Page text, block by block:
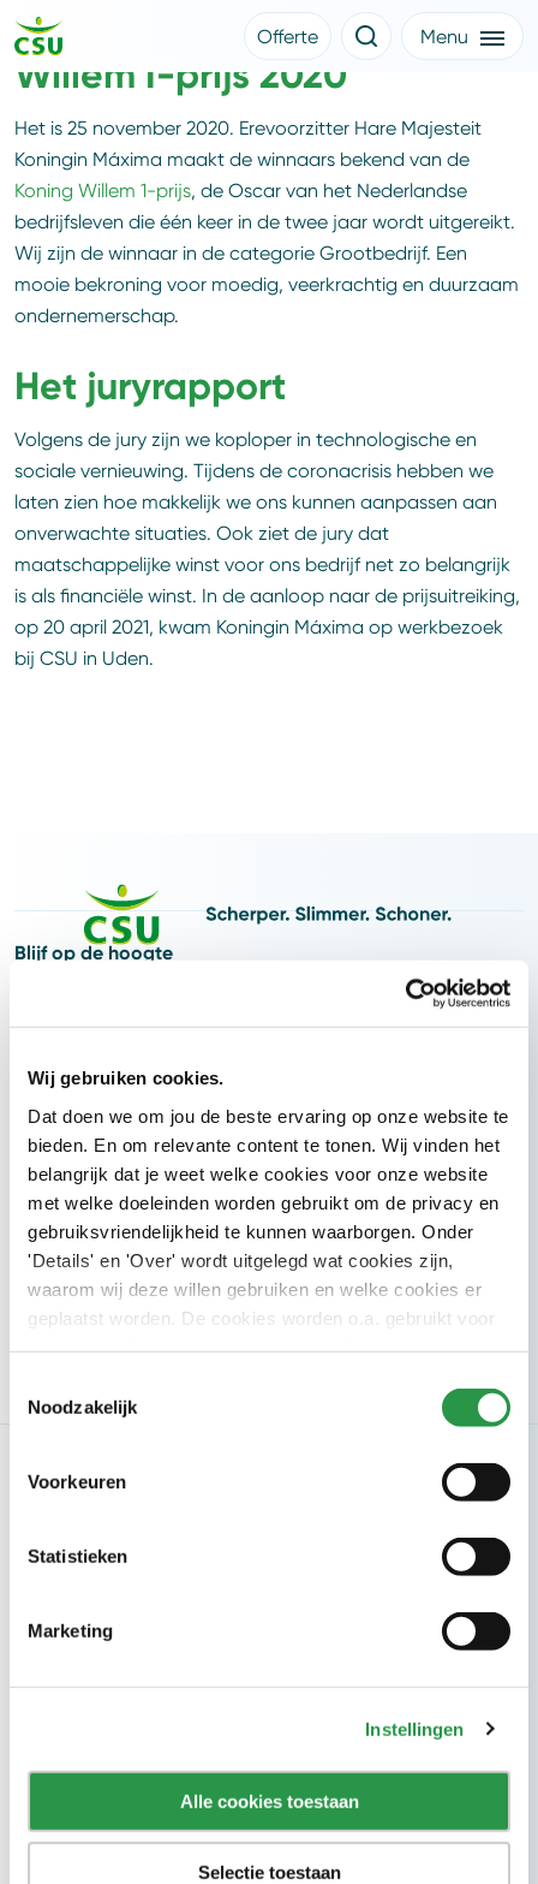
Wij gebruiken cookies.
Dat doen we om jou de beste ervaring op onze website te
bieden. En om relevante content te tonen. Wij vinden het
belangrijk dat je weet welke cookies voor onze website
met welke doeleinden worden gebruikt om de privacy en
gebruiksvriendelijkheid te kunnen waarborgen. Onder
'Details' en 'Over' wordt uitgelegd wat cookies zijn,
waarom wij deze willen gebruiken en welke cookies er
geplaatst worden. De cookies worden o.a. gebruikt voor
Noodzakelijk
Voorkeuren
Statistieken
Marketing
Instellingen
Alle cookies toestaan
Selectie toestaan
Meer CSU
Klantverhalen
Over CSU
Werken bij CSU
Medewerkers
CSU Login
Offerte aanvragen
Offerte Menu
Trotse winnaar Koning
Willem I-prijs 2020
Het is 25 november 2020. Erevoorzitter Hare Majesteit
Koningin Máxima maakt de winnaars bekend van de
Koning Willem 1-prijs, de Oscar van het Nederlandse
bedrijfsleven die één keer in de twee jaar wordt uitgereikt.
Wij zijn de winnaar in de categorie Grootbedrijf. Een
mooie bekroning voor moedig, veerkrachtig en duurzaam
ondernemerschap.
Het juryrapport
Volgens de jury zijn we koploper in technologische en
sociale vernieuwing. Tijdens de coronacrisis hebben we
laten zien hoe makkelijk we ons kunnen aanpassen aan
onverwachte situaties. Ook ziet de jury dat
maatschappelijke winst voor ons bedrijf net zo belangrijk
is als financiële winst. In de aanloop naar de prijsuitreiking,
op 20 april 2021, kwam Koningin Máxima op werkbezoek
bij CSU in Uden.
Blijf op de hoogte
Schrijf je in voor onze CSU nieuwsbrief en ontvang5x per jaar
inspiratie en inzichten zodat jij weet wat er speelt
binnen de
facilitaire wereld.
E-mailadres
Kantoren
Hotels
Recreatie
Retail